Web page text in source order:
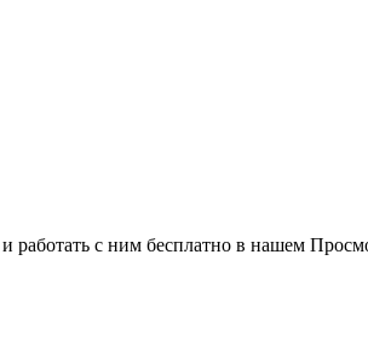
работать с ним бесплатно в нашем